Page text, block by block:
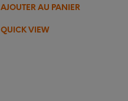
AJOUTER AU PANIER
QUICK VIEW